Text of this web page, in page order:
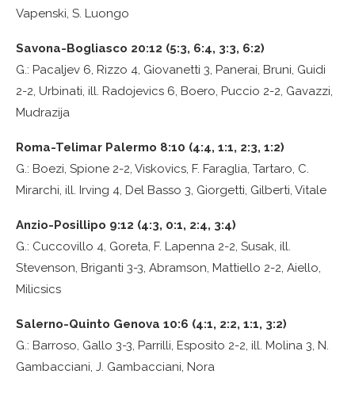
Vapenski, S. Luongo
Savona-Bogliasco 20:12 (5:3, 6:4, 3:3, 6:2)
G.: Pacaljev 6, Rizzo 4, Giovanetti 3, Panerai, Bruni, Guidi
2-2, Urbinati, ill. Radojevics 6, Boero, Puccio 2-2, Gavazzi,
Mudrazija
Roma-Telimar Palermo 8:10 (4:4, 1:1, 2:3, 1:2)
G.: Boezi, Spione 2-2, Viskovics, F. Faraglia, Tartaro, C.
Mirarchi, ill. Irving 4, Del Basso 3, Giorgetti, Gilberti, Vitale
Anzio-Posillipo 9:12 (4:3, 0:1, 2:4, 3:4)
G.: Cuccovillo 4, Goreta, F. Lapenna 2-2, Susak, ill.
Stevenson, Briganti 3-3, Abramson, Mattiello 2-2, Aiello,
Milicsics
Salerno-Quinto Genova 10:6 (4:1, 2:2, 1:1, 3:2)
G.: Barroso, Gallo 3-3, Parrilli, Esposito 2-2, ill. Molina 3, N.
Gambacciani, J. Gambacciani, Nora